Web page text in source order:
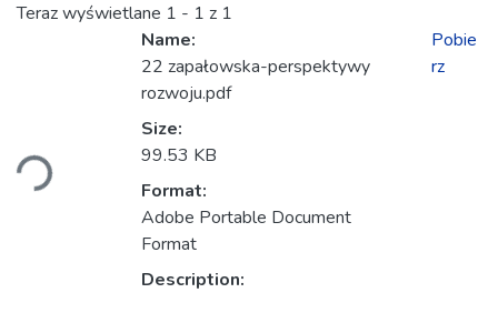
Teraz wyświetlane 1 - 1 z 1
Name:
22 zapałowska-perspektywy
rozwoju.pdf
Size:
99.53 KB
Format:
Adobe Portable Document
Format
Description:
Pobie
rz